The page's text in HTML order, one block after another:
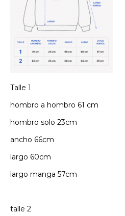
Talle 1
hombro a hombro 61 cm
hombro solo 23cm
ancho 66cm
largo 60cm
largo manga 57cm
talle 2